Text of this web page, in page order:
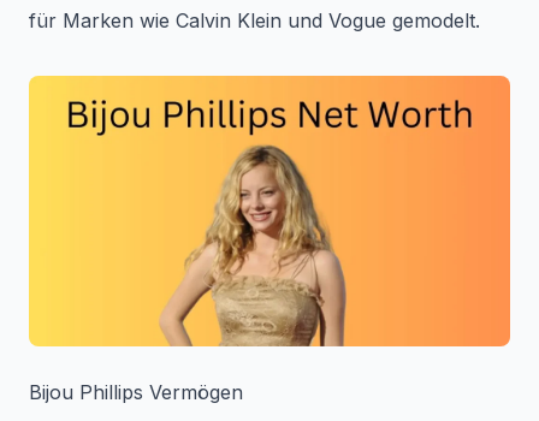
für Marken wie Calvin Klein und Vogue gemodelt.
Bijou Phillips Vermögen